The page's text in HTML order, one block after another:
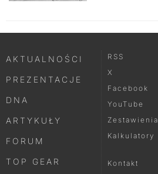
AKTUALNOŚCI
PREZENTACJE
DNA
ARTYKUŁY
FORUM
TOP GEAR
RSS
X
Facebook
YouTube
Zestawienia
Kalkulatory
Kontakt